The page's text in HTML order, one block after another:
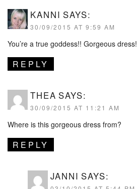
KANNI SAYS:
30/09/2015 AT 9:59 AM
You’re a true goddess!! Gorgeous dress!
REPLY
THEA SAYS:
30/09/2015 AT 11:21 AM
Where is this gorgeous dress from?
REPLY
JANNI SAYS: